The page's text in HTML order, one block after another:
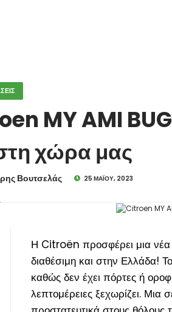
MY AMI
χώρα μας
Βουτσελάς 25 ΜΑΪ́ΟΥ, 2023
Η Citroën προσφέρει μια νέα
διαθέσιμη και στην Ελλάδα!
καθώς δεν έχει πόρτες ή
λεπτομέρειες ξεχωρίζει. Μια